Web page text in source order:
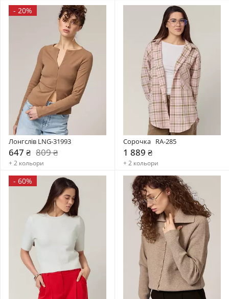
- 20%
Лонгслів LNG-31993
647 ₴ 809 ₴
+ 2 кольори
Сорочка   RA-285
1 889 ₴
+ 2 кольори
- 60%